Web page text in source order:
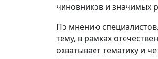
чиновников и значимых
По мнению
тему, в рамках
охватывает тематику и